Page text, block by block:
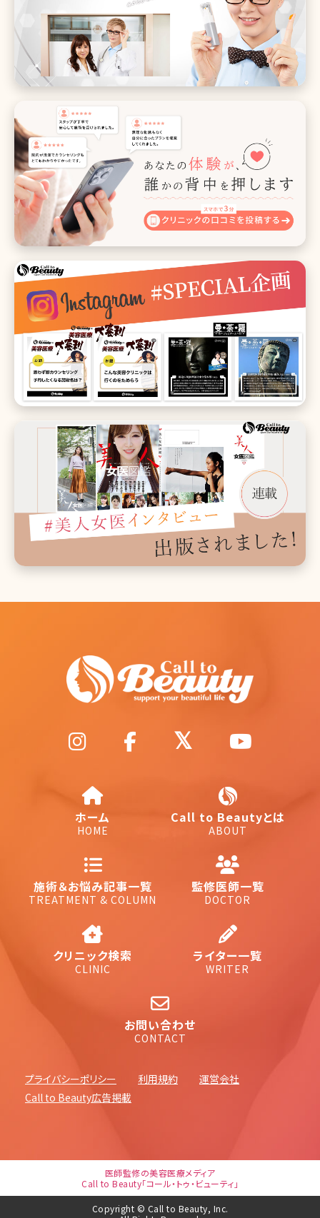
ホーム
HOME
Call to Beautyとは
ABOUT
施術＆お悩み記事一覧
TREATMENT & COLUMN
監修医師一覧
DOCTOR
クリニック検索
CLINIC
ライター一覧
WRITER
お問い合わせ
CONTACT
プライバシーポリシー 利用規約
運営会社
Call to Beauty広告掲載
医師監修の美容医療メディア
Call to Beauty「コール・トゥ・ビューティ」
Copyright © Call to Beauty, Inc.